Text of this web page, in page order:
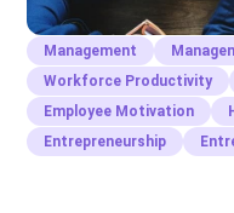
Management
Workforce Productivity
Employee Motivation
Entrepreneurship